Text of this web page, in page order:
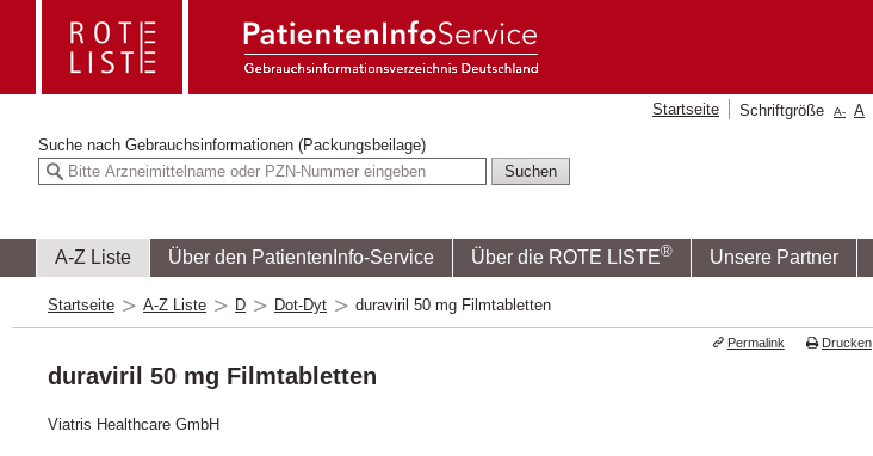
Suche nach Gebrauchsinformationen (Packungsbeilage)
A-Z Liste Über den PatientenInfo-Service Über die ROTE LISTE® Unsere Partner
Startseite Schriftgröße A- A
Startseite A-Z Liste D Dot-Dyt duraviril 50 mg Filmtabletten
duraviril 50 mg Filmtabletten
Viatris Healthcare GmbH
Permalink Drucken